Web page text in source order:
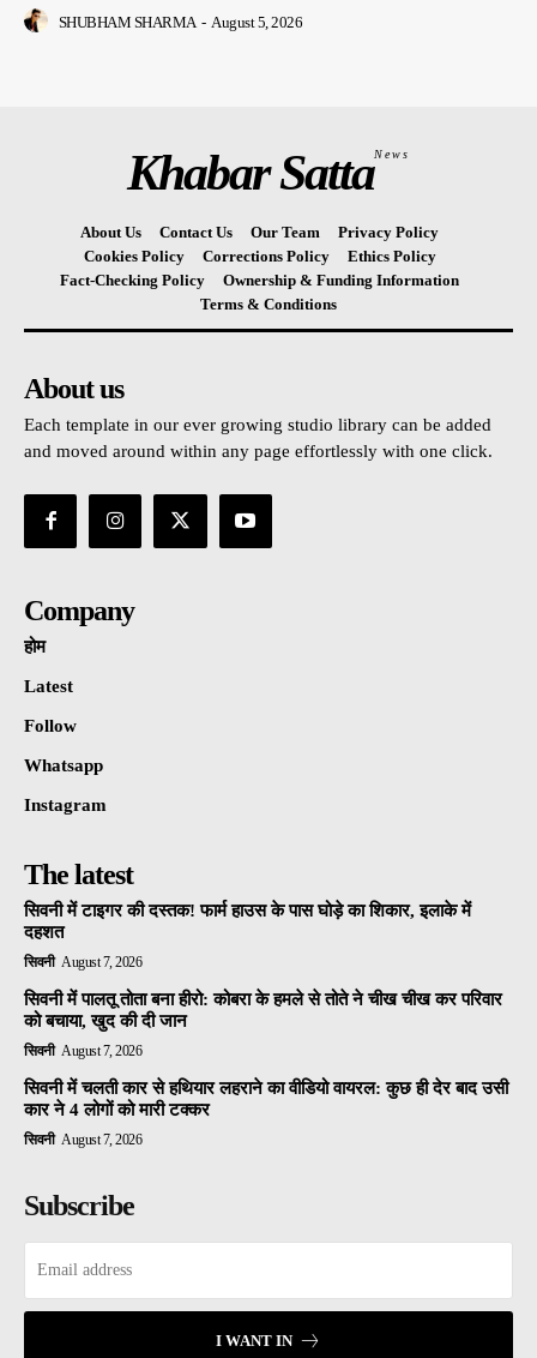
SHUBHAM SHARMA - August 5, 2026
Khabar SattaNews
About Us Contact Us Our Team
Privacy Policy
Cookies Policy
Corrections Policy
Ethics Policy
Fact-Checking Policy
Ownership & Funding Information
Terms & Conditions
About us
Each template in our ever growing studio library can be added
and moved around within any page effortlessly with one click.
Company
होम
Latest
Follow
Whatsapp
Instagram
The latest
सिवनी में टाइगर की दस्तक! फार्म हाउस के पास घोड़े का शिकार, इलाके में
दहशत
सिवनी August 7, 2026
सिवनी में पालतू तोता बना हीरो: कोबरा के हमले से तोते ने चीख चीख कर परिवार
को बचाया, खुद की दी जान
सिवनी August 7, 2026
सिवनी में चलती कार से हथियार लहराने का वीडियो वायरल: कुछ ही देर बाद उसी
कार ने 4 लोगों को मारी टक्कर
सिवनी August 7, 2026
Subscribe
I WANT IN